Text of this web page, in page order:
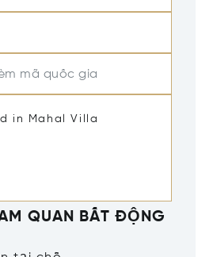
mã quốc gia
QUAN BẤT ĐỘNG